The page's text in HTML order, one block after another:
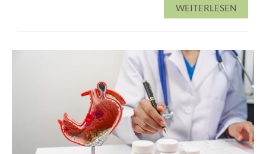
WEITERLESEN